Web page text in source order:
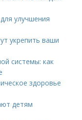
улучшения
укрепить ваши
системы: как
здоровье
детям